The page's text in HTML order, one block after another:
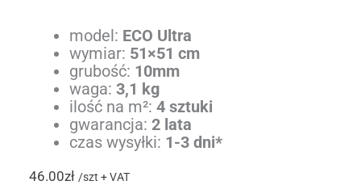
model: ECO Ultra
wymiar: 51×51 cm
grubość: 10mm
waga:3,1 kg
ilość na m²:4 sztuki
gwarancja:2 lata
czas wysyłki: 1-3 dni*
46.00zł /szt + VAT